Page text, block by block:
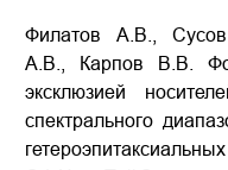
Филатов А.В.,
А.В., Карпов В.В.
эксклюзией
спектрального